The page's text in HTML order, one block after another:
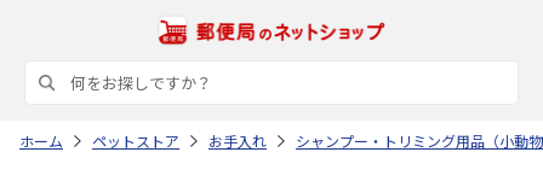
ホーム ペットストア お手入れ シャンプー・トリミング用品（小動